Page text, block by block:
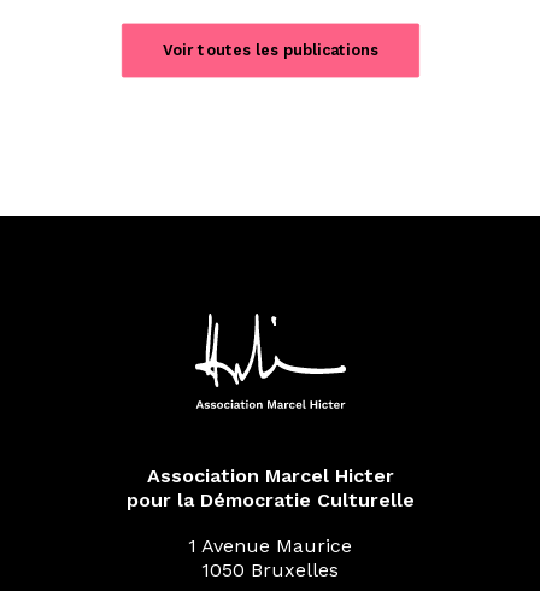
Voir toutes les publications
Association Marcel Hicter
pour la Démocratie Culturelle
1 Avenue Maurice
1050 Bruxelles